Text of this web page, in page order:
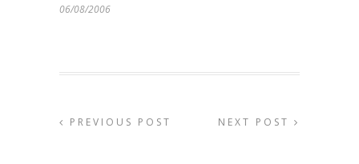
06/08/2006
PREVIOUS POST NEXT POST